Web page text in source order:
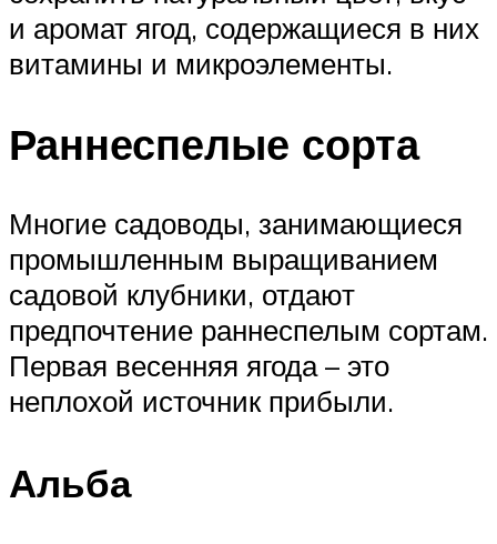
и аромат ягод, содержащиеся в них
витамины и микроэлементы.
Раннеспелые сорта
Многие садоводы, занимающиеся
промышленным выращиванием
садовой клубники, отдают
предпочтение раннеспелым сортам.
Первая весенняя ягода – это
неплохой источник прибыли.
Альба